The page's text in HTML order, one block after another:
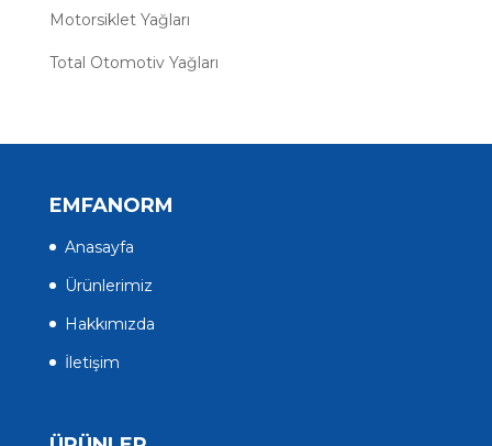
Motorsiklet Yağları
Total Otomotiv Yağları
EMFANORM
Anasayfa
Ürünlerimiz
Hakkımızda
İletişim